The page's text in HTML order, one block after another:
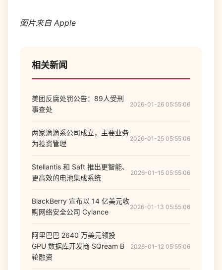
图片来自 Apple
相关新闻
美团反腐处罚公告：89人受刑
事查处
2026-01-26 05:55:06
两家滴滴系公司成立，主要业务
为投资管理
2026-01-25 05:55:06
Stellantis 和 Saft 推出更智能、
更高效的电池集成系统
2026-01-15 05:55:06
BlackBerry 宣布以 14 亿美元收
购网络安全公司 Cylance
2026-01-13 05:55:06
阿里巴巴 2640 万美元领投
GPU 数据库开发商 SQream B
轮融资
2026-01-12 05:55:06